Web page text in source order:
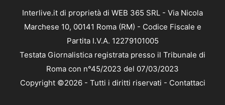
Interlive.it di proprietà di WEB 365 SRL - Via Nicola
Marchese 10, 00141 Roma (RM) - Codice Fiscale e
Partita I.V.A. 12279101005
Testata Giornalistica registrata presso il Tribunale di
Roma con n°45/2023 del 07/03/2023
Copyright ©2026 - Tutti i diritti riservati - Contattaci